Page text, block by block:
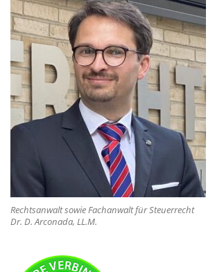
Rechtsanwalt sowie Fachanwalt für Steuerrecht
Dr. D. Arconada, LL.M.